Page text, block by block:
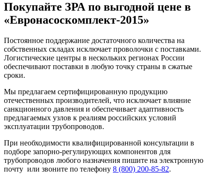
Покупайте ЗРА по выгодной цене в
«Евронасоскомплект-2015»
Постоянное поддержание достаточного количества на
собственных складах исключает проволочки с поставками.
Логистические центры в нескольких регионах России
обеспечивают поставки в любую точку страны в сжатые
сроки.
Мы предлагаем сертифицированную продукцию
отечественных производителей, что исключает влияние
санкционного давления и обеспечивает адаптивность
предлагаемых узлов к реалиям российских условий
эксплуатации трубопроводов.
При необходимости квалифицированной консультации в
подборе запорно-регулирующих компонентов для
трубопроводов любого назначения пишите на электронную
почту или звоните по телефону 8 (800) 200-85-82.